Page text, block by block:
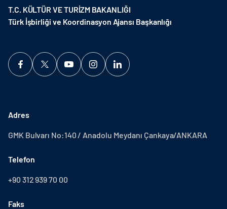
T.C. KÜLTÜR VE TURİZM BAKANLIĞI
Türk İşbirliği ve Koordinasyon Ajansı Başkanlığı
Adres
GMK Bulvarı No:140 / Anadolu Meydanı Çankaya/ANKARA
Telefon
+90 312 939 70 00
Faks